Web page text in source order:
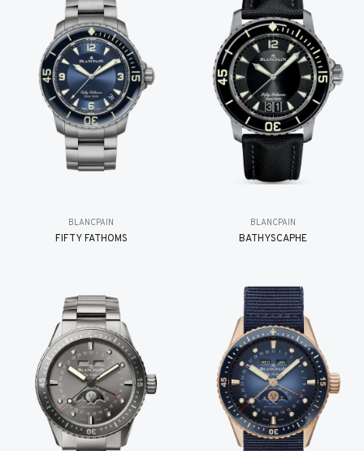
BLANCPAIN
FIFTY FATHOMS
BLANCPAIN
BATHYSCAPHE